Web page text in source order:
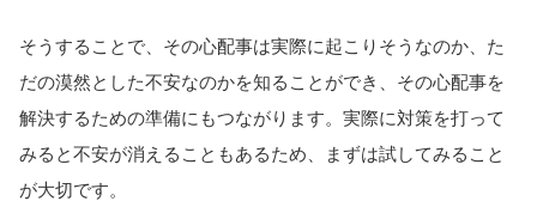
そうすることで、その心配事は実際に起こりそうなのか、た
だの漠然とした不安なのかを知ることができ、その心配事を
解決するための準備にもつながります。実際に対策を打って
みると不安が消えることもあるため、まずは試してみること
が大切です。